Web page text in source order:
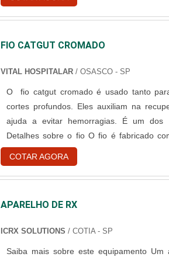
e mais leve que o raio X comum. Ele
FIO CATGUT CROMADO
VITAL HOSPITALAR/ OSASCO - SP
O fio catgut cromado é usado tanto
cortes profundos. Eles auxiliam na
ajuda a evitar hemorragias. É um dos
Detalhes sobre o fio O fio é fabricado
ótima elasticidade, além de propriedades
COTAR AGORA
APARELHO DE RX
ICRX SOLUTIONS / COTIA - SP
Saiba mais sobre este equipamento Um aparelho de raio x pode ser fixo ou